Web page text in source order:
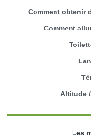
Comment obtenir
Comment
Altitude
Les